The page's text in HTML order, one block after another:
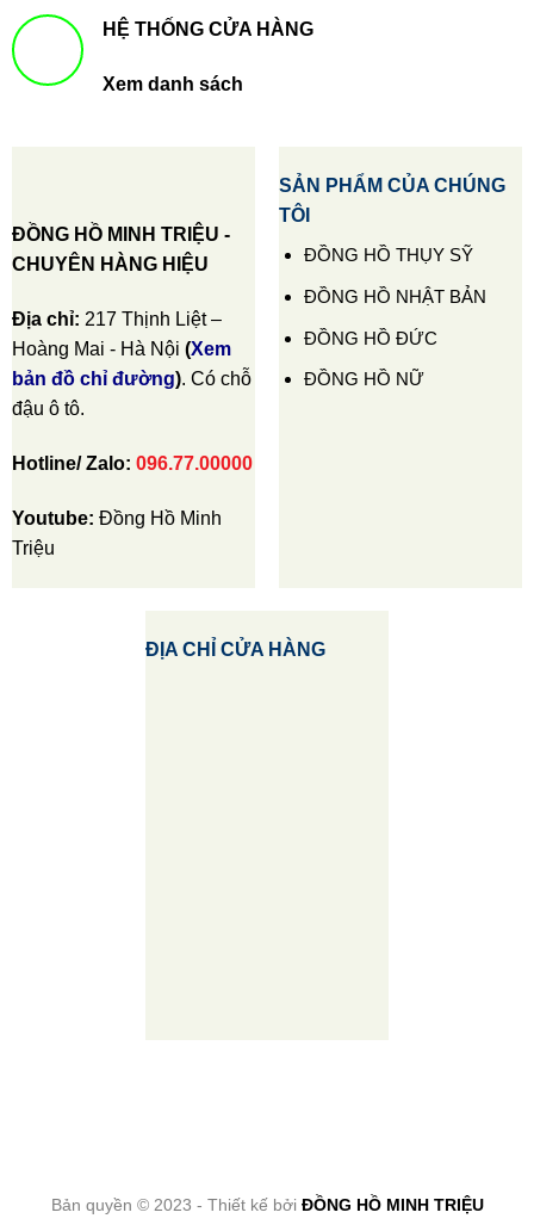
HỆ THỐNG CỬA HÀNG
Xem danh sách
ĐỒNG HỒ MINH TRIỆU -
CHUYÊN HÀNG HIỆU
Địa chỉ: 217 Thịnh Liệt –
Hoàng Mai - Hà Nội (Xem
bản đồ chỉ đường). Có chỗ
đậu ô tô.
Hotline/ Zalo: 096.77.00000
Youtube: Đồng Hồ Minh
Triệu
SẢN PHẨM CỦA CHÚNG
TÔI
ĐỒNG HỒ THỤY SỸ
ĐỒNG HỒ NHẬT BẢN
ĐỒNG HỒ ĐỨC
ĐỒNG HỒ NỮ
ĐỊA CHỈ CỬA HÀNG
Bản quyền © 2023 - Thiết kế bởi ĐỒNG HỒ MINH TRIỆU